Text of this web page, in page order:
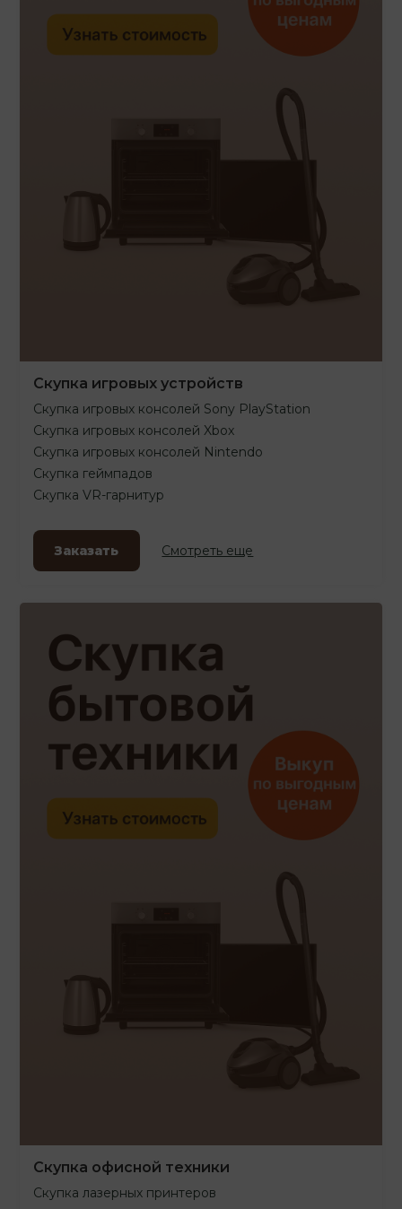
Скупка игровых устройств
Скупка игровых консолей Sony PlayStation
Скупка игровых консолей Xbox
Скупка игровых консолей Nintendo
Скупка геймпадов
Скупка VR-гарнитур
Заказать Смотреть еще
Скупка офисной техники
Скупка лазерных принтеров